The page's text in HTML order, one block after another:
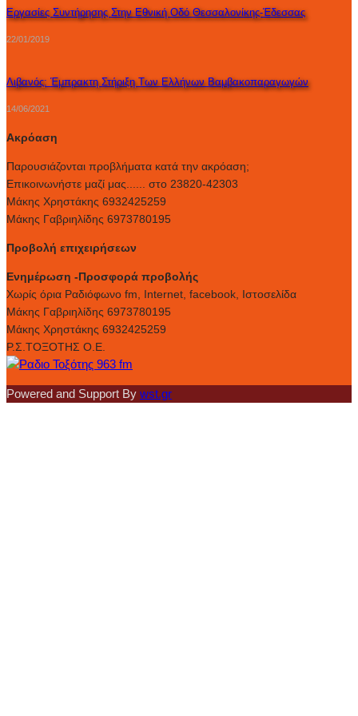
Εργασίες Συντήρησης Στην Εθνική Οδό Θεσσαλονίκης-Έδεσσας
22/01/2019
Λιβανός: Έμπρακτη Στήριξη Των Ελλήνων Βαμβακοπαραγωγών
14/06/2021
Ακρόαση
Παρουσιάζονται προβλήματα κατά την ακρόαση;
Επικοινωνήστε μαζί μας...... στο 23820-42303
Μάκης Χρηστάκης 6932425259
Μάκης Γαβριηλίδης 6973780195
Προβολή επιχειρήσεων
Ενημέρωση -Προσφορά προβολής
Xωρίς όρια Ραδιόφωνο fm, Internet, facebook, Ιστοσελίδα
Μάκης Γαβριηλίδης 6973780195
Μάκης Χρηστάκης 6932425259
Ρ.Σ.ΤΟΞΟΤΗΣ Ο.Ε.
Powered and Support By wst.gr